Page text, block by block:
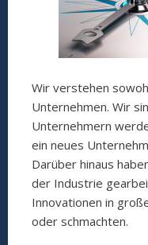
Wir verstehen
Unternehmen. Wir
Unternehmern
ein neues
Darüber hinaus
der Industrie
Innovationen in
oder schmachten.